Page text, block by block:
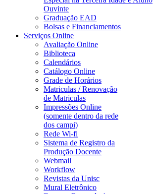
Ouvinte
Graduação EAD
Bolsas e Financiamentos
Serviços Online
Avaliação Online
Biblioteca
Calendários
Catálogo Online
Grade de Horários
Matriculas / Renovação
de Matriculas
Impressões Online
(somente dentro da rede
dos campi)
Rede Wi-fi
Sistema de Registro da
Produção Docente
Webmail
Workflow
Revistas da Unisc
Mural Eletrônico